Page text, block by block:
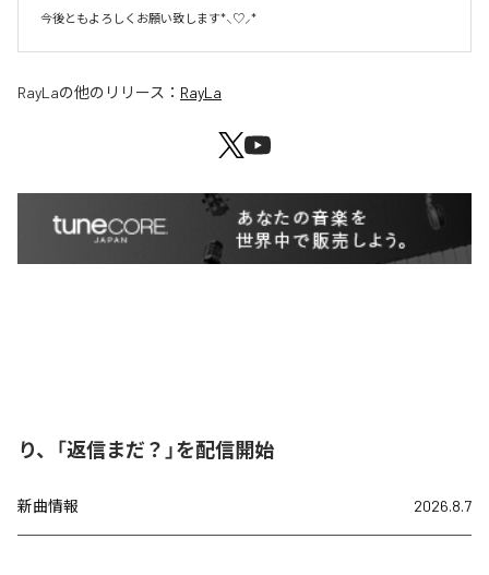
今後ともよろしくお願い致します*⸜♡⸝*
RayLaの他のリリース： RayLa
り、「返信まだ？」を配信開始
新曲情報 2026.8.7